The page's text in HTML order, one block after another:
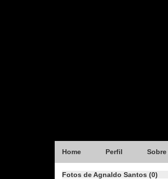
Home Perfil Sobre
Fotos de Agnaldo Santos (0)